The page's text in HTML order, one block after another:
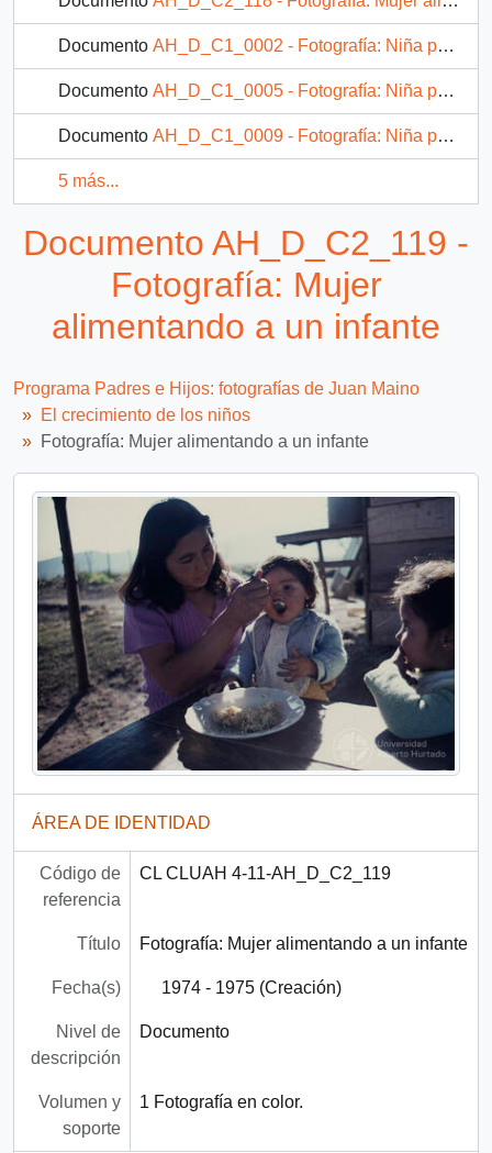
Documento AH_D_C1_0002 - Fotografía: Niña pequeña acostada en una cama
Documento AH_D_C1_0005 - Fotografía: Niña pequeña acostada en una cama.
Documento AH_D_C1_0009 - Fotografía: Niña pequeña acostada sobre una cama
5 más...
Documento AH_D_C2_119 -
Fotografía: Mujer
alimentando a un infante
Programa Padres e Hijos: fotografías de Juan Maino
El crecimiento de los niños
Fotografía: Mujer alimentando a un infante
ÁREA DE IDENTIDAD
Código de
referencia
CL CLUAH 4-11-AH_D_C2_119
Título Fotografía: Mujer alimentando a un infante
Fecha(s) 1974 - 1975 (Creación)
Nivel de
descripción
Documento
Volumen y
soporte
1 Fotografía en color.